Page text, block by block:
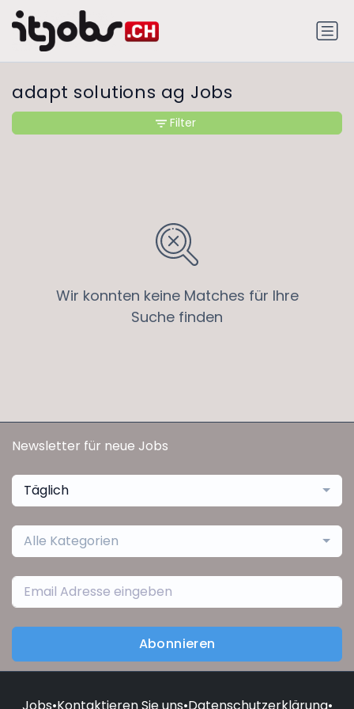
adapt solutions ag Jobs
Wir konnten keine Matches für Ihre
Suche finden
Filter
Newsletter für neue Jobs
Täglich
Alle Kategorien
Abonnieren
Jobs•Kontaktieren Sie uns•Datenschutzerklärung•